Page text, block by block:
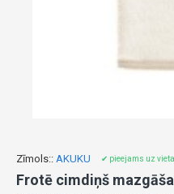
Zīmols:: AKUKU ✔ pieejams uz
Frotē cimdiņš